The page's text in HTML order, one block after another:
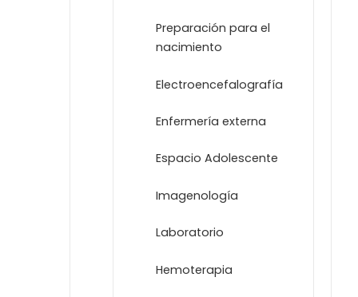
Preparación para el
nacimiento
Electroencefalografía
Enfermería externa
Espacio Adolescente
Imagenología
Laboratorio
Hemoterapia